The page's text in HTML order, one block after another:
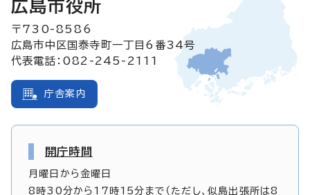
広島市役所
〒730-8586
広島市中区国泰寺町一丁目6番34号
代表電話：082-245-2111
庁舎案内
開庁時間
月曜日から金曜日
8時30分から17時15分まで（ただし、似島出張所は8